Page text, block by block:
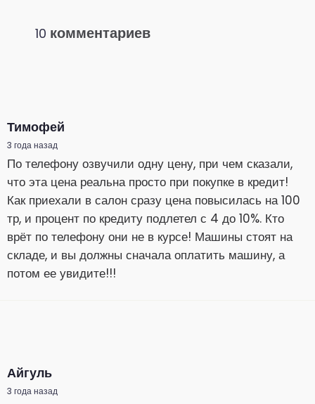
10 комментариев
Тимофей
3 года назад
По телефону озвучили одну цену, при чем сказали,
что эта цена реальна просто при покупке в кредит!
Как приехали в салон сразу цена повысилась на 100
тр, и процент по кредиту подлетел с 4 до 10%. Кто
врёт по телефону они не в курсе! Машины стоят на
складе, и вы должны сначала оплатить машину, а
потом ее увидите!!!
Айгуль
3 года назад